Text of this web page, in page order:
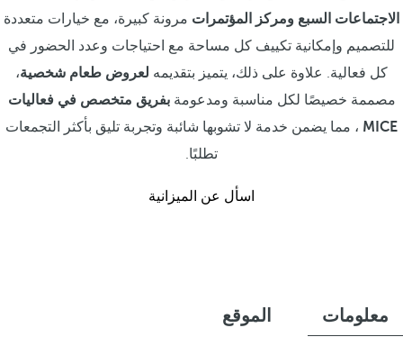
الاجتماعات السبع ومركز المؤتمرات مرونة كبيرة، مع خيارات متعددة
للتصميم وإمكانية تكييف كل مساحة مع احتياجات وعدد الحضور في
كل فعالية. علاوة على ذلك، يتميز بتقديمه لعروض طعام شخصية،
مصممة خصيصًا لكل مناسبة ومدعومةبفريق متخصص في فعاليات
MICE ، مما يضمن خدمة لا تشوبها شائبة وتجربة تليق بأكثر التجمعات
تطلبًا.
اسأل عن الميزانية
معلومات الموقع